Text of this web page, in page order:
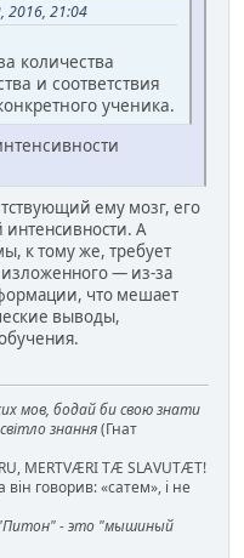
21:04
количества
и соответствия
ученика.
ему мозг, его
интенсивности. А
к тому же, требует
— из-за
что мешает
выводы,
мов, бодай би свою знати
знання(Гнат
MERTVÆRI TÆ SLAVUTÆT!
говорив: «сатем», і не
- это "мышиный